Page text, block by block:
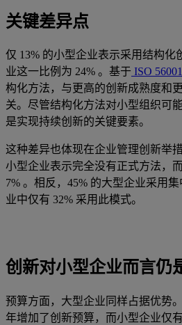
关键差异点
仅 13% 的小型企业表示采用结构化
业这一比例为 24% 。基于 ISO 56001
构化方法，与更高的创新成熟度和
关。尽管结构化方法对小型组织可
是实现持续创新的关键要素。
这种差异也体现在企业管理创新举
小型企业表示完全没有正式方法，
7% 。相反，45% 的大型企业采用
业中仅有 32% 采用此模式。
创新对小型企业而言仍
预算方面，大型企业同样占据优势
年增加了创新预算，而小型企业仅